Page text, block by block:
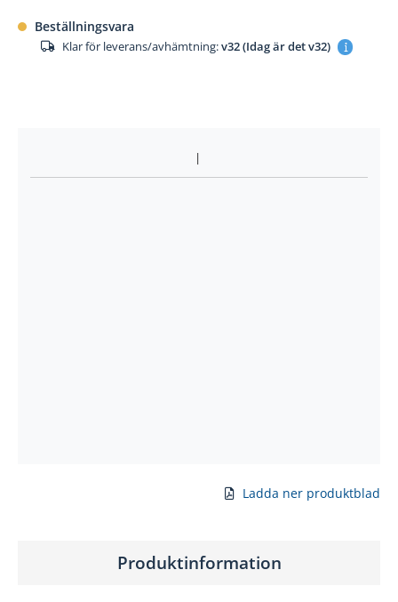
Beställningsvara
Klar för leverans/avhämtning:v32 (Idag är det v32)
Ladda ner produktblad
Produktinformation